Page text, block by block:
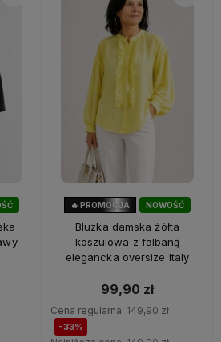
NOWOŚĆ
OKAZJA
🔥 PROMOCJA
Bluzka damska żółta
koszulowa z falbaną
elegancka oversize Italy
99,90 zł
Cena regularna: 149,90 zł
-33%